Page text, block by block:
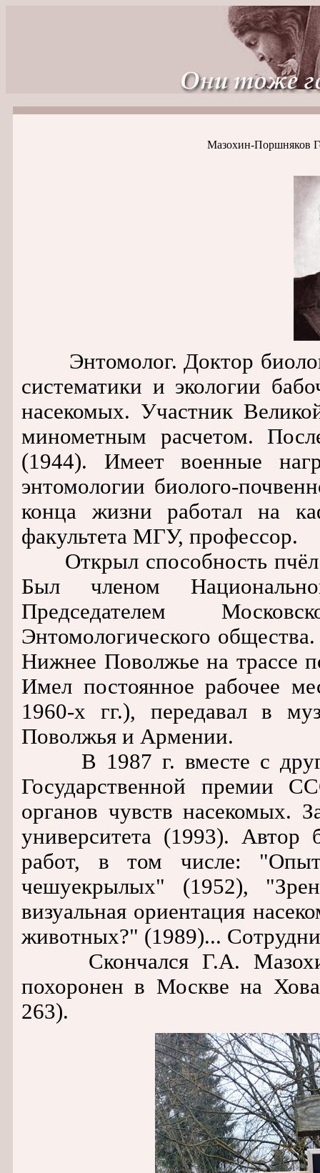
Мазохин-Поршняков
Энтомолог. Доктор
систематики и экологии
насекомых. Участник
минометным расчетом.
(1944). Имеет военные
энтомологии биолого-
конца жизни работал на
факультета МГУ, профессор.
Открыл способность пчёл
Был членом
Председателем
Энтомологического
Нижнее Поволжье на трассе
Имел постоянное рабочее
1960-х гг.), передавал в
Поволжья и Армении.
В 1987 г. вместе с
Государственной премии
органов чувств насекомых.
университета (1993). Автор
работ, в том числе: "Опыт
чешуекрылых" (1952),
визуальная ориентация
животных?" (1989)...
Скончался Г.А.
похоронен в Москве на
263).